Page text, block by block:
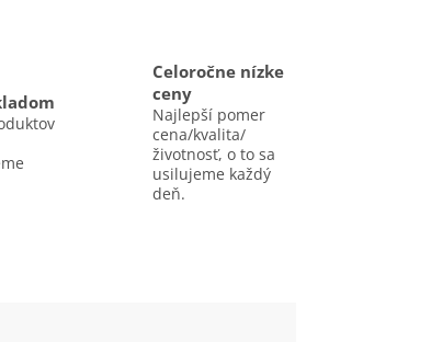
Celoročne nízke
ceny
Najlepší pomer
cena/kvalita/
životnosť, o to sa
usilujeme každý
deň.